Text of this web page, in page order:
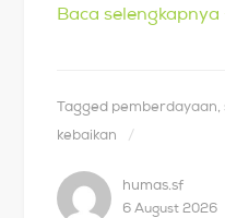
Baca selengkapnya
Tagged pemberdayaan,
kebaikan
humas.sf
6 August 2026